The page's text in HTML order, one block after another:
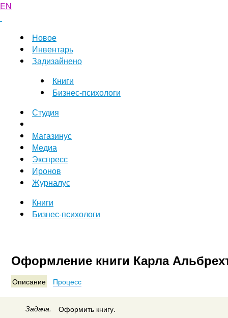
EN
Новое
Инвентарь
Задизайнено
Книги
Бизнес-психологи
Студия
Магазинус
Медиа
Экспресс
Иронов
Журналус
Книги
Бизнес-психологи
Оформление книги Карла
Описание Процесс
Задача. Оформить книгу.